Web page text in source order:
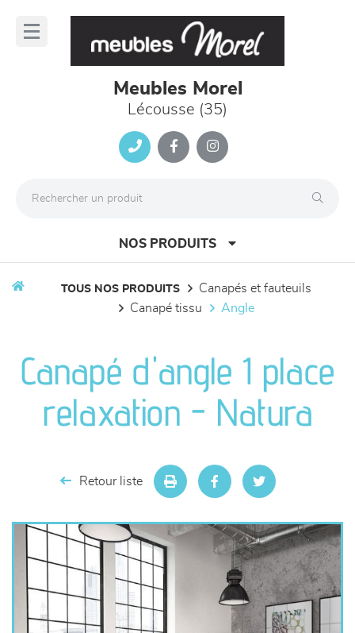
Meubles Morel
Lécousse (35)
NOS PRODUITS
séjours
meubles de complément
décoration
TOUS NOS PRODUITS
canapés et fauteuils
canapé tissu
angle
Canapé d'angle 1 place
relaxation - Natura
Retour liste